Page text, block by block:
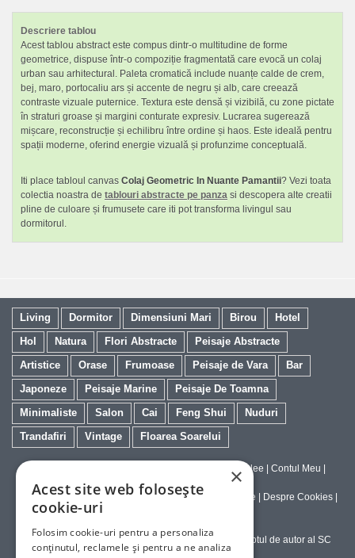
Descriere tablou
Acest tablou abstract este compus dintr-o multitudine de forme
geometrice, dispuse într-o compoziție fragmentată care evocă un colaj
urban sau arhitectural. Paleta cromatică include nuanțe calde de crem,
bej, maro, portocaliu ars și accente de negru și alb, care creează
contraste vizuale puternice. Textura este densă și vizibilă, cu zone pictate
în straturi groase și margini conturate expresiv. Lucrarea sugerează
mișcare, reconstrucție și echilibru între ordine și haos. Este ideală pentru
spații moderne, oferind energie vizuală și profunzime conceptuală.
Iti place tabloul canvas Colaj Geometric In Nuante Pamantii? Vezi toata
colectia noastra de tablouri abstracte pe panza si descopera alte creatii
pline de culoare și frumusete care iti pot transforma livingul sau
dormitorul.
Living Dormitor Dimensiuni Mari Birou
Hotel
Hol
Natura Flori Abstracte
Peisaje Abstracte
Artistice
Orase Frumoase Peisaje de Vara
Bar
Japoneze
Peisaje Marine
Peisaje De Toamna
Minimaliste
Salon Cai Feng Shui
Nuduri
Trandafiri
Vintage Floarea Soarelui
Calitatea Tablourilor Giclee Contul Meu
Tablouri la Comanda
Politica de Livrare si Retur| Politica de Confidentialitate Despre Cookies
Copyright © 2023-2026 - Textele şi imaginile sub dreptul de autor al SC
ArtInvest SRL
×
Acest site web folosește
cookie-uri
Folosim cookie-uri pentru a personaliza
conținutul, reclamele și pentru a ne analiza